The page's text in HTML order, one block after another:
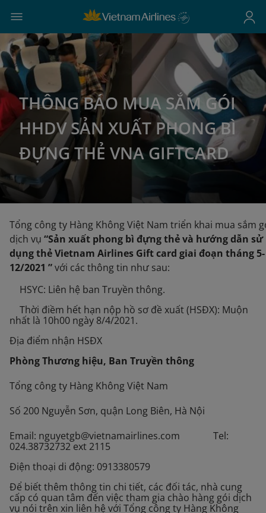
THÔNG BÁO MUA SẮM GÓI
HHDV SẢN XUẤT PHONG BÌ
ĐỰNG THẺ VNA GIFTCARD
Tổng công ty Hàng Không Việt Nam triển khai mua sắm
dịch vụ “Sản xuất phong bì đựng thẻ và hướng dẫn sử
dụng thẻ Vietnam Airlines Gift card giai đoạn tháng 5-
12/2021 ”với các thông tin như sau:
Liên hệ ban Truyền thông.
điềm hết hạn nộp hồ sơ đề xuất (HSĐX): Muộn
nhất là 10h00 ngày 8/4/2021.
Địa điểm nhận HSĐX
Phòng Thương hiệu, Ban Truyền thông
Tổng công ty Hàng Không Việt Nam
Số 200 Nguyễn Sơn, quận Long Biên, Hà Nội
Email: nguyetgb@vietnamairlines.com Tel:
024.38732732 ext 2115
Điện thoại di động: 0913380579
Để biết thêm thông tin chi tiết, các đối tác, nhà cung
cấp có quan tâm đến việc tham gia chào hàng gói dịch
vụ nói trên xin liên hệ với Tổng công ty Hàng Không